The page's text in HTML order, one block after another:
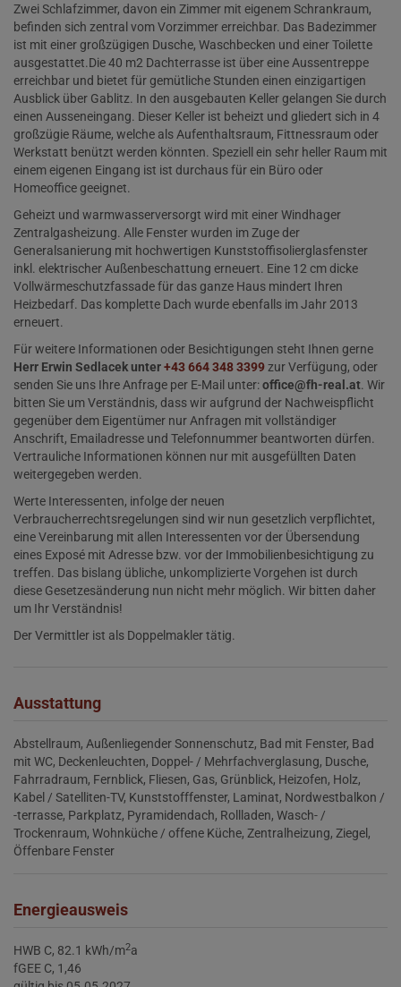
Zwei Schlafzimmer, davon ein Zimmer mit eigenem Schrankraum,
befinden sich zentral vom Vorzimmer erreichbar. Das Badezimmer
ist mit einer großzügigen Dusche, Waschbecken und einer Toilette
ausgestattet.Die 40 m2 Dachterrasse ist über eine Aussentreppe
erreichbar und bietet für gemütliche Stunden einen einzigartigen
Ausblick über Gablitz. In den ausgebauten Keller gelangen Sie durch
einen Ausseneingang. Dieser Keller ist beheizt und gliedert sich in 4
großzügie Räume, welche als Aufenthaltsraum, Fittnessraum oder
Werkstatt benützt werden könnten. Speziell ein sehr heller Raum mit
einem eigenen Eingang ist ist durchaus für ein Büro oder
Homeoffice geeignet.
Geheizt und warmwasserversorgt wird mit einer Windhager
Zentralgasheizung. Alle Fenster wurden im Zuge der
Generalsanierung mit hochwertigen Kunststoffisolierglasfenster
inkl. elektrischer Außenbeschattung erneuert. Eine 12 cm dicke
Vollwärmeschutzfassade für das ganze Haus mindert Ihren
Heizbedarf. Das komplette Dach wurde ebenfalls im Jahr 2013
erneuert.
Für weitere Informationen oder Besichtigungen steht Ihnen gerne
Herr Erwin Sedlacek unter+43 664 348 3399zur Verfügung, oder
senden Sie uns Ihre Anfrage per E-Mail unter:office@fh-real.at. Wir
bitten Sie um Verständnis, dass wir aufgrund der Nachweispflicht
gegenüber dem Eigentümer nur Anfragen mit vollständiger
Anschrift, Emailadresse und Telefonnummer beantworten dürfen.
Vertrauliche Informationen können nur mit ausgefüllten Daten
weitergegeben werden.
Werte Interessenten, infolge der neuen
Verbraucherrechtsregelungen sind wir nun gesetzlich verpflichtet,
eine Vereinbarung mit allen Interessenten vor der Übersendung
eines Exposé mit Adresse bzw. vor der Immobilienbesichtigung zu
treffen. Das bislang übliche, unkomplizierte Vorgehen ist durch
diese Gesetzesänderung nun nicht mehr möglich. Wir bitten daher
um Ihr Verständnis!
Der Vermittler ist als Doppelmakler tätig.
Ausstattung
Abstellraum Außenliegender Sonnenschutz Bad mit Fenster Bad
mit WC Deckenleuchten Doppel- / Mehrfachverglasung Dusche
Fahrradraum Fernblick Fliesen Gas Grünblick Heizofen Holz
Kabel / Satelliten-TV Kunststofffenster Laminat Nordwestbalkon /
-terrasse Parkplatz Pyramidendach Rollladen Wasch- /
Trockenraum Wohnküche / offene Küche Zentralheizung Ziegel
Öffenbare Fenster
Energieausweis
HWB C, 82.1 kWh/m2a
fGEE C, 1,46